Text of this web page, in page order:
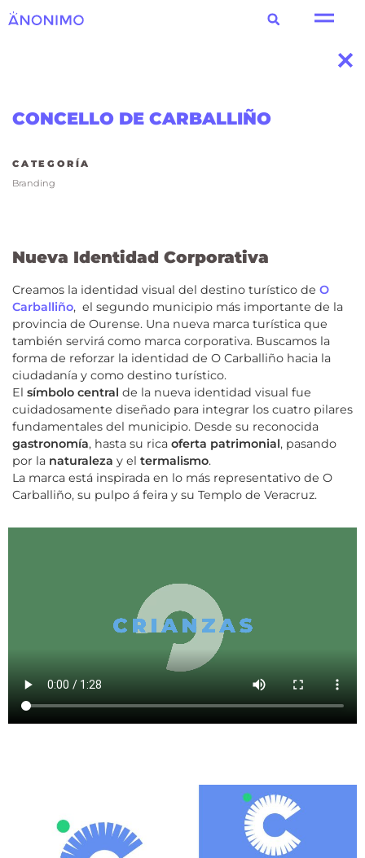
CONCELLO DE CARBALLIÑO
CATEGORÍA
Branding
Nueva Identidad Corporativa
Creamos la identidad visual del destino turístico de O
Carballiño, el segundo municipio más importante de la
provincia de Ourense. Una nueva marca turística que
también servirá como marca corporativa. Buscamos la
forma de reforzar la identidad de O Carballiño hacia la
ciudadanía y como destino turístico.
El símbolo central de la nueva identidad visual fue
cuidadosamente diseñado para integrar los cuatro pilares
fundamentales del municipio. Desde su reconocida
gastronomía, hasta su rica oferta patrimonial, pasando
por la naturaleza y el termalismo.
La marca está inspirada en lo más representativo de O
Carballiño, su pulpo á feira y su Templo de Veracruz.